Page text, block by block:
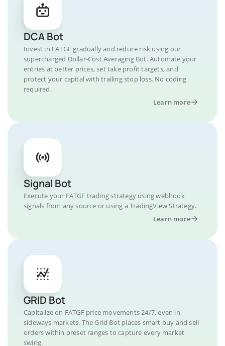
DCA Bot
Invest in FATGF gradually and reduce risk using our
supercharged Dollar-Cost Averaging Bot. Automate your
entries at better prices, set take profit targets, and
protect your capital with trailing stop loss. No coding
required.
Learn more
Signal Bot
Execute your FATGF trading strategy using webhook
signals from any source or using a TradingView Strategy.
Learn more
GRID Bot
Capitalize on FATGF price movements 24/7, even in
sideways markets. The Grid Bot places smart buy and sell
orders within preset ranges to capture every market
swing.